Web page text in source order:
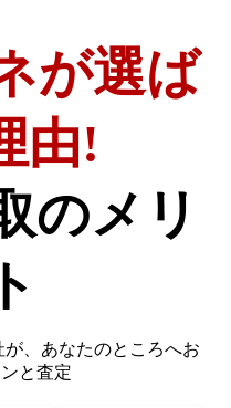
が選ば
由!
のメリ
、 あなたのところへお
と査定